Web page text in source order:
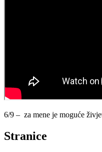
6/9 – za mene je moguće
Stranice